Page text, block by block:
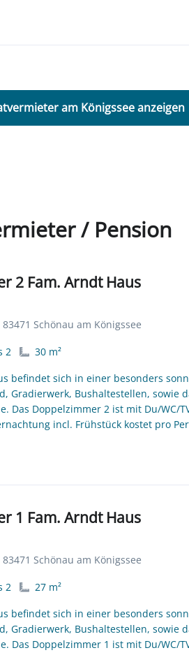
am Königssee anzeigen
/ Pension
2 Fam. Arndt Haus
Schönau am Königssee
2
30 m²
befindet sich in einer besonders
Gradierwerk, Bushaltestellen, sowie
Das Doppelzimmer 2 ist mit Du/WC/
incl. Frühstück kostet pro
1 Fam. Arndt Haus
Schönau am Königssee
2
27 m²
befindet sich in einer besonders
Gradierwerk, Bushaltestellen, sowie
Das Doppelzimmer 1 ist mit Du/WC/